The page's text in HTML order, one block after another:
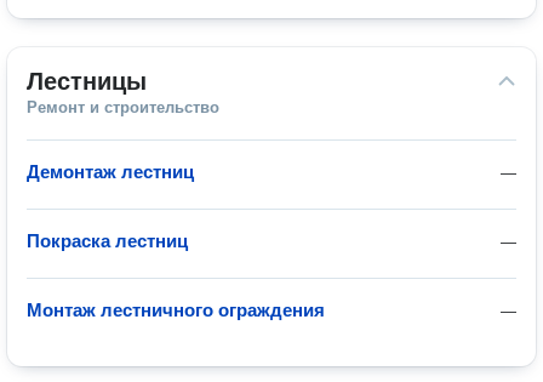
Лестницы
Ремонт и строительство
—
Демонтаж лестниц
—
Покраска лестниц
—
Монтаж лестничного ограждения